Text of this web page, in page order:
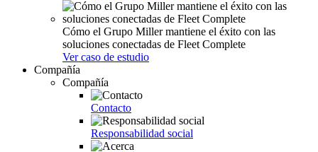
Cómo el Grupo Miller mantiene el éxito con las
soluciones conectadas de Fleet Complete
Ver caso de estudio
Compañía
Compañía
Contacto
Responsabilidad social